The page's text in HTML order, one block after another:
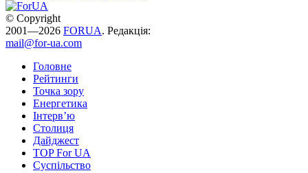
© Copyright
2001—2026 FORUA. Редакція:
mail@for-ua.com
Головне
Рейтинги
Точка зору
Енергетика
Інтерв’ю
Столиця
Дайджест
TOP For UA
Суспiльство